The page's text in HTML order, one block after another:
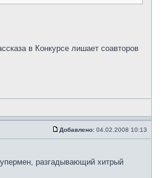
в Конкурсе лишает соавторов
Добавлено: 04.02.2008 10:13
разгадывающий хитрый